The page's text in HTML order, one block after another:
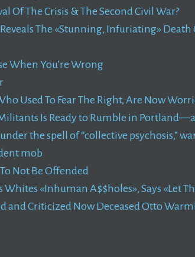
Of The Crisis & The Second Civil War?
The «Stunning, Infuriating» Death
When You’re Wrong
Used To Fear The Right, Are Now
Is Ready to Rumble in
the spell of “collective psychosis,”
mob
Not Be Offended
Whites «Inhuman A$$holes», Says «Let
and Criticized Now Deceased Otto